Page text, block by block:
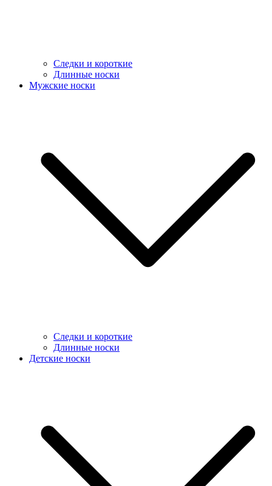
Следки и короткие
Длинные носки
Мужские носки
Следки и короткие
Длинные носки
Детские носки